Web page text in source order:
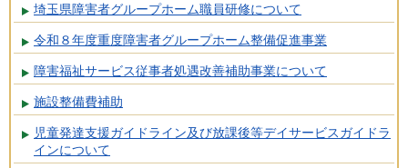
埼玉県障害者グループホーム職員研修について
令和８年度重度障害者グループホーム整備促進事業
障害福祉サービス従事者処遇改善補助事業について
施設整備費補助
児童発達支援ガイドライン及び放課後等デイサービスガイドラ
インについて